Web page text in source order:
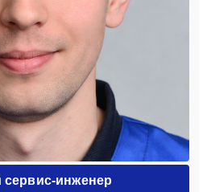
инженер